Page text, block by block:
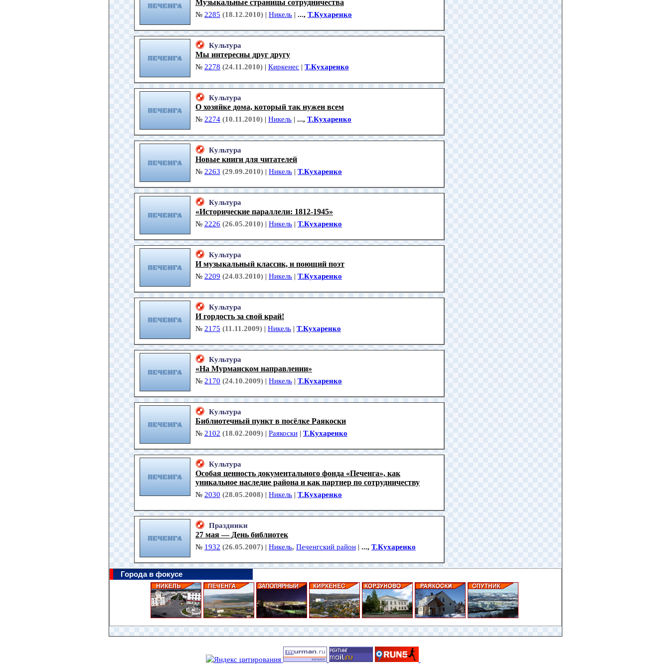
Музыкальные страницы сотрудничества
№ 2285 (18.12.2010) | Никель | ..., Т.Кухаренко
Культура
Мы интересны друг другу
№ 2278 (24.11.2010) | Киркенес | Т.Кухаренко
Культура
О хозяйке дома, который так нужен всем
№ 2274 (10.11.2010) | Никель | ..., Т.Кухаренко
Культура
Новые книги для читателей
№ 2263 (29.09.2010) | Никель | Т.Кухаренко
Культура
«Исторические параллели: 1812-1945»
№ 2226 (26.05.2010) | Никель | Т.Кухаренко
Культура
И музыкальный классик, и поющий поэт
№ 2209 (24.03.2010) | Никель | Т.Кухаренко
Культура
И гордость за свой край!
№ 2175 (11.11.2009) | Никель | Т.Кухаренко
Культура
«На Мурманском направлении»
№ 2170 (24.10.2009) | Никель | Т.Кухаренко
Культура
Библиотечный пункт в посёлке Раякоски
№ 2102 (18.02.2009) | Раякоски | Т.Кухаренко
Культура
Особая ценность документального фонда «Печенга», как
уникальное наследие района и как партнер по сотрудничеству
№ 2030 (28.05.2008) | Никель | Т.Кухаренко
Праздники
27 мая — День библиотек
№ 1932 (26.05.2007) | Никель, Печенгский район | ..., Т.Кухаренко
Города в фокусе